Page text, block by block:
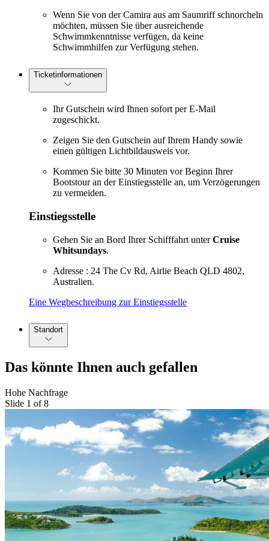
Wenn Sie von der Camira aus am Saumriff schnorcheln
möchten, müssen Sie über ausreichende
Schwimmkenntnisse verfügen, da keine
Schwimmhilfen zur Verfügung stehen.
Ticketinformationen
Ihr Gutschein wird Ihnen sofort per E-Mail
zugeschickt.
Zeigen Sie den Gutschein auf Ihrem Handy sowie
einen gültigen Lichtbildausweis vor.
Kommen Sie bitte 30 Minuten vor Beginn Ihrer
Bootstour an der Einstiegsstelle an, um Verzögerungen
zu vermeiden.
Einstiegsstelle
Gehen Sie an Bord Ihrer Schifffahrt unterCruise
Whitsundays.
Adresse : 24 The Cv Rd, Airlie Beach QLD 4802,
Australien.
Eine Wegbeschreibung zur Einstiegsstelle
Standort
Das könnte Ihnen auch gefallen
Hohe Nachfrage
Slide 1 of 8